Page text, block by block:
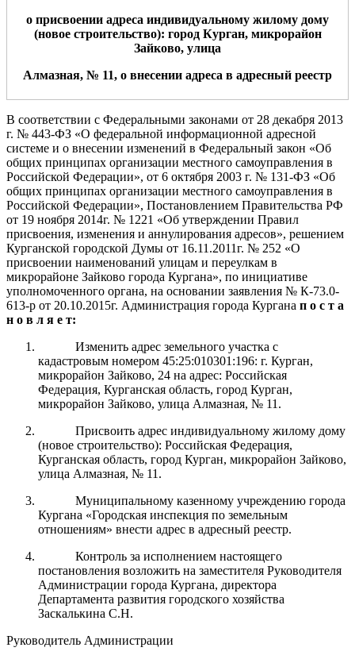
о присвоении адреса индивидуальному жилому дому
(новое строительство): город Курган, микрорайон
Зайково, улица
Алмазная, № 11, о внесении адреса в адресный реестр
В соответствии с Федеральными законами от 28 декабря 2013
г. № 443-ФЗ «О федеральной информационной адресной
системе и о внесении изменений в Федеральный закон «Об
общих принципах организации местного самоуправления в
Российской Федерации», от 6 октября 2003 г. № 131-ФЗ «Об
общих принципах организации местного самоуправления в
Российской Федерации», Постановлением Правительства РФ
от 19 ноября 2014г. № 1221 «Об утверждении Правил
присвоения, изменения и аннулирования адресов», решением
Курганской городской Думы от 16.11.2011г. № 252 «О
присвоении наименований улицам и переулкам в
микрорайоне Зайково города Кургана», по инициативе
уполномоченного органа, на основании заявления № К-73.0-
613-р от 20.10.2015г. Администрация города Кургана п о с т а
н о в л я е т:
Изменить адрес земельного участка с
кадастровым номером 45:25:010301:196: г. Курган,
микрорайон Зайково, 24 на адрес: Российская
Федерация, Курганская область, город Курган,
микрорайон Зайково, улица Алмазная, № 11.
Присвоить адрес индивидуальному жилому дому
(новое строительство): Российская Федерация,
Курганская область, город Курган, микрорайон Зайково,
улица Алмазная, № 11.
Муниципальному казенному учреждению города
Кургана «Городская инспекция по земельным
отношениям» внести адрес в адресный реестр.
Контроль за исполнением настоящего
постановления возложить на заместителя Руководителя
Администрации города Кургана, директора
Департамента развития городского хозяйства
Заскалькина С.Н.
Руководитель Администрации